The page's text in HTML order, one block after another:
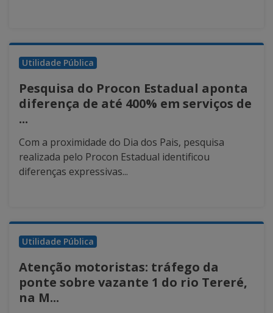
Utilidade Pública
Pesquisa do Procon Estadual aponta
diferença de até 400% em serviços de
...
Com a proximidade do Dia dos Pais, pesquisa
realizada pelo Procon Estadual identificou
diferenças expressivas...
Utilidade Pública
Atenção motoristas: tráfego da
ponte sobre vazante 1 do rio Tereré,
na M...